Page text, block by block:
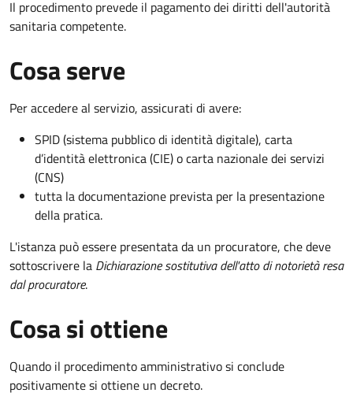
Il procedimento prevede il pagamento dei diritti dell'autorità
sanitaria competente.
Cosa serve
Per accedere al servizio, assicurati di avere:
SPID (sistema pubblico di identità digitale), carta
d’identità elettronica (CIE) o carta nazionale dei servizi
(CNS)
tutta la documentazione prevista per la presentazione
della pratica.
L'istanza può essere presentata da un procuratore, che deve
sottoscrivere la Dichiarazione sostitutiva dell'atto di notorietà resa
dal procuratore.
Cosa si ottiene
Quando il procedimento amministrativo si conclude
positivamente si ottiene un decreto.